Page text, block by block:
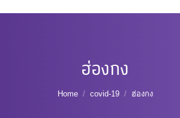
ฮ่องกง
You are here:
Home covid-19 ฮ่องกง